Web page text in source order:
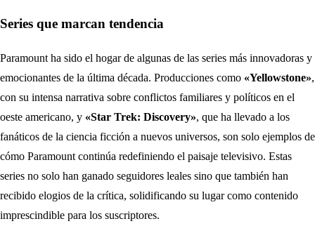
Series que marcan tendencia
Paramount ha sido el hogar de algunas de las series más innovadoras y
emocionantes de la última década. Producciones como «Yellowstone»,
con su intensa narrativa sobre conflictos familiares y políticos en el
oeste americano, y «Star Trek: Discovery», que ha llevado a los
fanáticos de la ciencia ficción a nuevos universos, son solo ejemplos de
cómo Paramount continúa redefiniendo el paisaje televisivo. Estas
series no solo han ganado seguidores leales sino que también han
recibido elogios de la crítica, solidificando su lugar como contenido
imprescindible para los suscriptores.